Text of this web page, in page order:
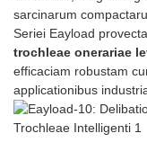
sarcinarum
Seriei Eayload
trochleae onerariae
efficaciam robustam
applicationibus